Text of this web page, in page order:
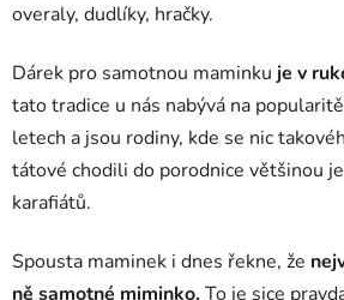
overaly, dudlíky, hračky.
Dárek pro samotnou maminku je v
tato tradice u nás nabývá na
letech a jsou rodiny, kde se nic
tátové chodili do porodnice většinou
karafiátů.
Spousta maminek i dnes řekne, že
ně samotné miminko. To je sice